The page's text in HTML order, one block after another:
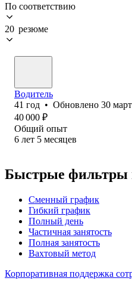
По соответствию
20 резюме
Водитель
41 год • Обновлено 30
40 000 ₽
Общий опыт
6 лет 5 месяцев
Быстрые фильтры
Сменный график
Гибкий график
Полный день
Частичная занятость
Полная занятость
Вахтовый метод
Корпоративная поддержка